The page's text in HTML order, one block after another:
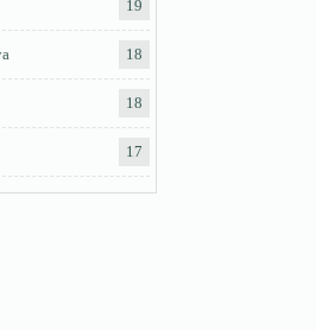
19
18
18
17